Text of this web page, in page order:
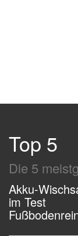
Top 5
Die 5
Akku-
im Test